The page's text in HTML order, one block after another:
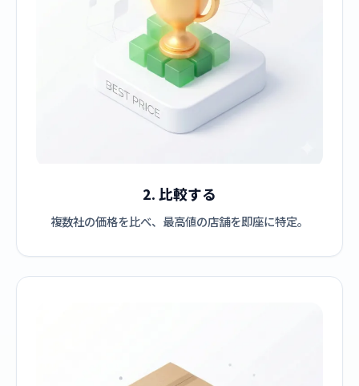
2. 比較する
複数社の価格を比べ、最高値の店舗を即座に特定。